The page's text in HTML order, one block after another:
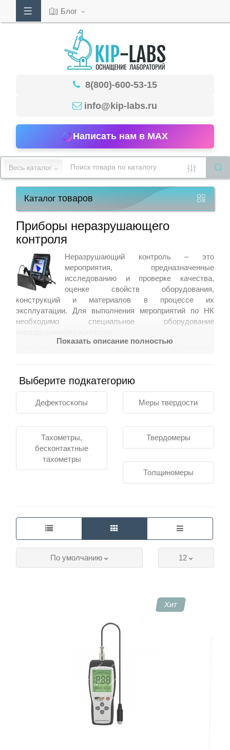
53-
15
работы
Контакты
Блог
8(800)-600-53-15
info@kip-labs.ru
Написать нам в MAX
Весь каталог
Каталогтоваров
Приборы неразрушающего
контроля
Неразрушающий контроль – это
мероприятия, предназначенные
исследованию и проверке качества,
оценке свойств оборудования,
конструкций и материалов в процессе их
эксплуатации. Для выполнения мероприятий по НК
необходимо специальное оборудование
особенностей объекта позволяет достичь высокой
достоверности, надежности и точности результатов
контроля. Ультразвуковые дефектоскопы,
радиографические системы и магнитные
оборудования неразрушающего контроля. Они
обнаруживают и оценивают дефекты различного типа
в разных областях промышленного производства:
машиностроении, авиационной и автомобильной
промышленности, судостроении, нефтегазовой
Приборы для НК
В оборудование НК входят приборы неразрушающего
контроля, среди которых есть стационарные
промышленные модели и мобильные портативные
устройства, которые используются не в лабораториях,
Измерители влажности.
Приборы НК – незаменимые инструменты для
обнаружения дефектов и аномалий в различных
отраслях промышленности и в различных сферах
жизни. Они помогают принять экстренные меры для
Показать описание полностью
Выберите подкатегорию
Дефектоскопы Меры твердости
Тахометры,
бесконтактные
тахометры
Твердомеры
Толщиномеры
12
По умолчанию
Хит